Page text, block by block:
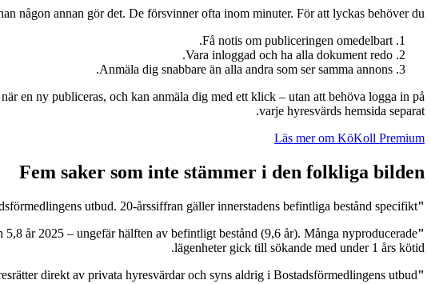
någon annan gör det. De försvinner ofta inom minuter. För att lyckas behöver du:
Få notis om publiceringen omedelbart.
Vara inloggad och ha alla dokument redo.
Anmäla dig snabbare än alla andra som ser samma annons.
en ny publiceras, och kan anmäla dig med ett klick – utan att behöva logga in på
varje hyresvärds hemsida separat.
Läs mer om KöKoll Premium
Fem saker som inte stämmer i den folkliga bilden
"Det krävs 20 år i kö för en hyresrätt i Stockholm."
utbud. 20-årssiffran gäller innerstadens befintliga bestånd specifikt.
"Nyproduktion kräver lika lång kötid som befintligt bestånd."
år 2025 – ungefär hälften av befintligt bestånd (9,6 år). Många nyproducerade
lägenheter gick till sökande med under 1 års kötid.
"Det räcker att stå i Bostadsförmedlingen."
direkt av privata hyresvärdar och syns aldrig i Bostadsförmedlingens utbud.